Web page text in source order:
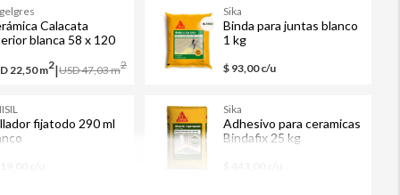
Calacata
blanca 58 x 120
22,50m2|USD 47,03m2
Sika
Binda para juntas blanco
1 kg
$ 93,00 c/u
fijatodo 290 ml
Sika
Adhesivo para ceramicas
Bindafix 25 kg